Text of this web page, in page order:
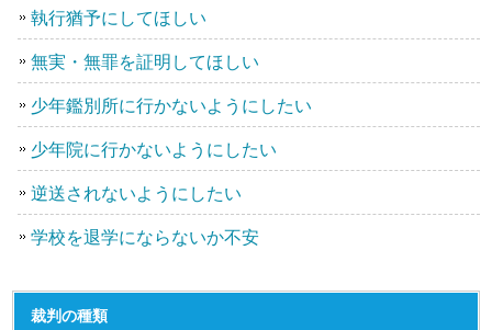
執行猶予にしてほしい
無実・無罪を証明してほしい
少年鑑別所に行かないようにしたい
少年院に行かないようにしたい
逆送されないようにしたい
学校を退学にならないか不安
裁判の種類